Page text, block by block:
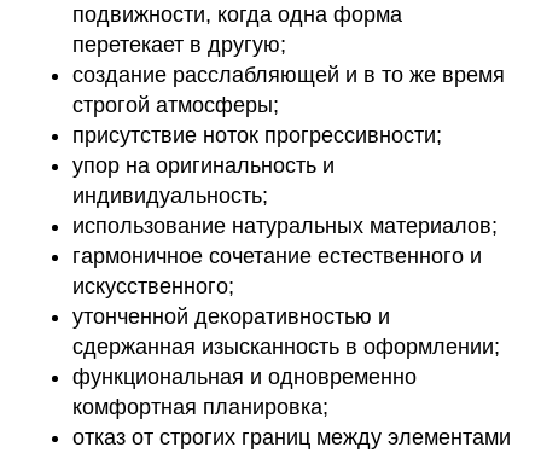
подвижности, когда одна форма
перетекает в другую;
создание расслабляющей и в то же время
строгой атмосферы;
присутствие ноток прогрессивности;
упор на оригинальность и
индивидуальность;
использование натуральных материалов;
гармоничное сочетание естественного и
искусственного;
утонченной декоративностью и
сдержанная изысканность в оформлении;
функциональная и одновременно
комфортная планировка;
отказ от строгих границ между элементами